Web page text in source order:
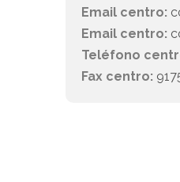
Email centro:
Email centro:
Teléfono
Fax centro: